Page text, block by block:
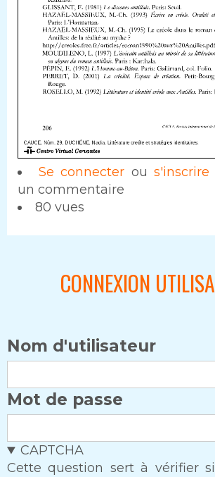
Se connecter ou s'inscrire
un commentaire
80 vues
CONNEXION
Nom d'utilisateur
Mot de passe
CAPTCHA
Cette question sert à vérifier